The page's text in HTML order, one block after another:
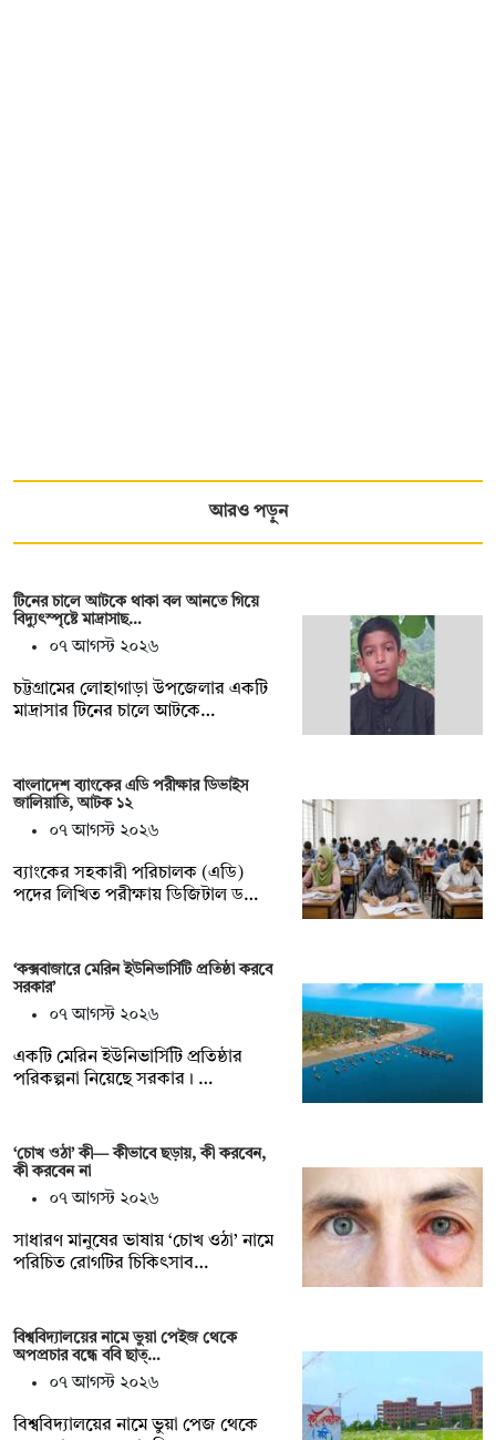
আরও পড়ুন
টিনের চালে আটকে থাকা বল আনতে গিয়ে
বিদ্যুৎস্পৃষ্টে মাদ্রাসাছ…
০৭ আগস্ট ২০২৬
চট্টগ্রামের লোহাগাড়া উপজেলার একটি
মাদ্রাসার টিনের চালে আটকে…
বাংলাদেশ ব্যাংকের এডি পরীক্ষার ডিভাইস
জালিয়াতি, আটক ১২
০৭ আগস্ট ২০২৬
ব্যাংকের সহকারী পরিচালক (এডি)
পদের লিখিত পরীক্ষায় ডিজিটাল ড…
‘কক্সবাজারে মেরিন ইউনিভার্সিটি প্রতিষ্ঠা করবে
সরকার’
০৭ আগস্ট ২০২৬
একটি মেরিন ইউনিভার্সিটি প্রতিষ্ঠার
পরিকল্পনা নিয়েছে সরকার। …
‘চোখ ওঠা’ কী— কীভাবে ছড়ায়, কী করবেন,
কী করবেন না
০৭ আগস্ট ২০২৬
সাধারণ মানুষের ভাষায় ‘চোখ ওঠা’ নামে
পরিচিত রোগটির চিকিৎসাব…
বিশ্ববিদ্যালয়ের নামে ভুয়া পেইজ থেকে
অপপ্রচার বন্ধে ববি ছাত্…
০৭ আগস্ট ২০২৬
বিশ্ববিদ্যালয়ের নামে ভুয়া পেজ থেকে